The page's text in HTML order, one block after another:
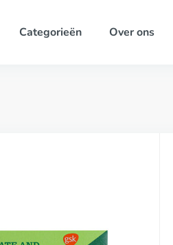
Categorieën Over ons